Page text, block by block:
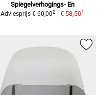
Spiegelverhogings- En
Adviesprijs € 60,002 € 58,501